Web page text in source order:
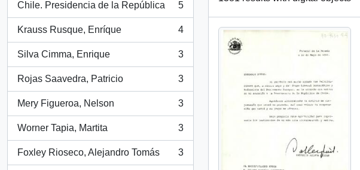
Chile. Presidencia de la República
, 5 results
5
Krauss Rusque, Enríque
, 4 results
4
Silva Cimma, Enrique
, 3 results
3
Rojas Saavedra, Patricio
, 3 results
3
Mery Figueroa, Nelson
, 3 results
3
Worner Tapia, Martita
, 3 results
3
Foxley Rioseco, Alejandro Tomás
, 3 results
3